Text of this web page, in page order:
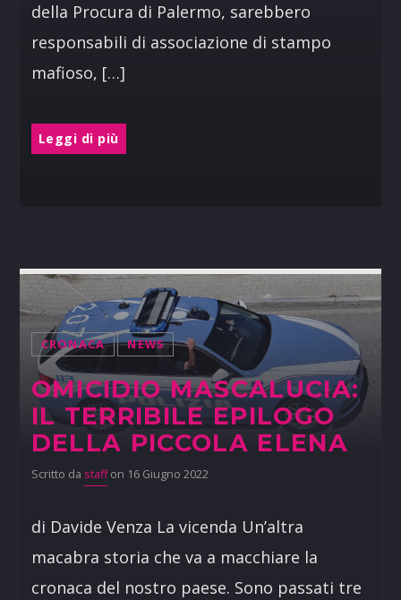
della Procura di Palermo, sarebbero
responsabili di associazione di stampo
mafioso, […]
Leggi di più
CRONACA NEWS
OMICIDIO MASCALUCIA:
IL TERRIBILE EPILOGO
DELLA PICCOLA ELENA
Scritto da staffon 16 Giugno 2022
di Davide Venza La vicenda Un’altra
macabra storia che va a macchiare la
cronaca del nostro paese. Sono passati tre